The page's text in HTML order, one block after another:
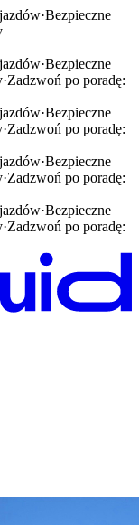
·Bezpieczne
·Bezpieczne
·Zadzwoń po poradę:
·Bezpieczne
·Zadzwoń po poradę:
·Bezpieczne
·Zadzwoń po poradę:
·Bezpieczne
·Zadzwoń po poradę: